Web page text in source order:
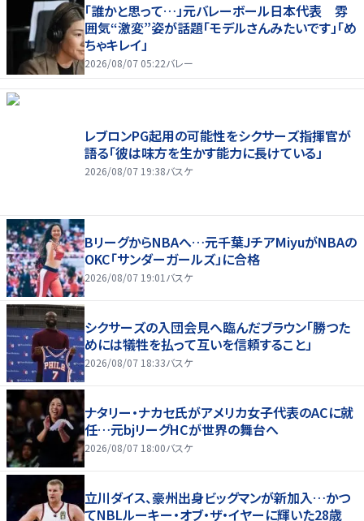
「誰かと思って…」元バレーボール日本代表 雰
囲気“激変”姿が話題「モデルさんみたいです」「め
ちゃキレイ」
2026/08/07 05:22バレー
レブロンPG起用の可能性をシクサーズ指揮官が
語る「彼は味方を生かす能力に長けている」
2026/08/07 19:38バスケ
BリーグからNBAへ…元千葉JチアMiyuがNBAの
OKC「サンダーガールズ」に合格
2026/08/07 19:01 バスケ
シクサーズの入団会見へ臨んだブラウン「勝つた
めには犠牲を払って互いを信頼すること」
2026/08/07 18:33バスケ
ナタリー・ナカセ氏がアメリカ女子代表のACに就
任…元bjリーグHCが世界の舞台へ
2026/08/07 18:00バスケ
立川ダイス、豪州出身ビッグマンが新加入…かつ
てNBLルーキー・オブ・ザ・イヤーに輝いた28歳